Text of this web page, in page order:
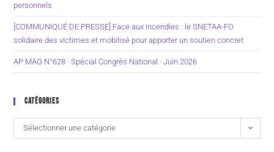
personnels
[COMMUNIQUÉ DE PRESSE] Face aux incendies : le SNETAA-FO
solidaire des victimes et mobilisé pour apporter un soutien concret
AP MAG N°628 · Spécial Congrès National · Juin 2026
CATÉGORIES
Sélectionner une catégorie